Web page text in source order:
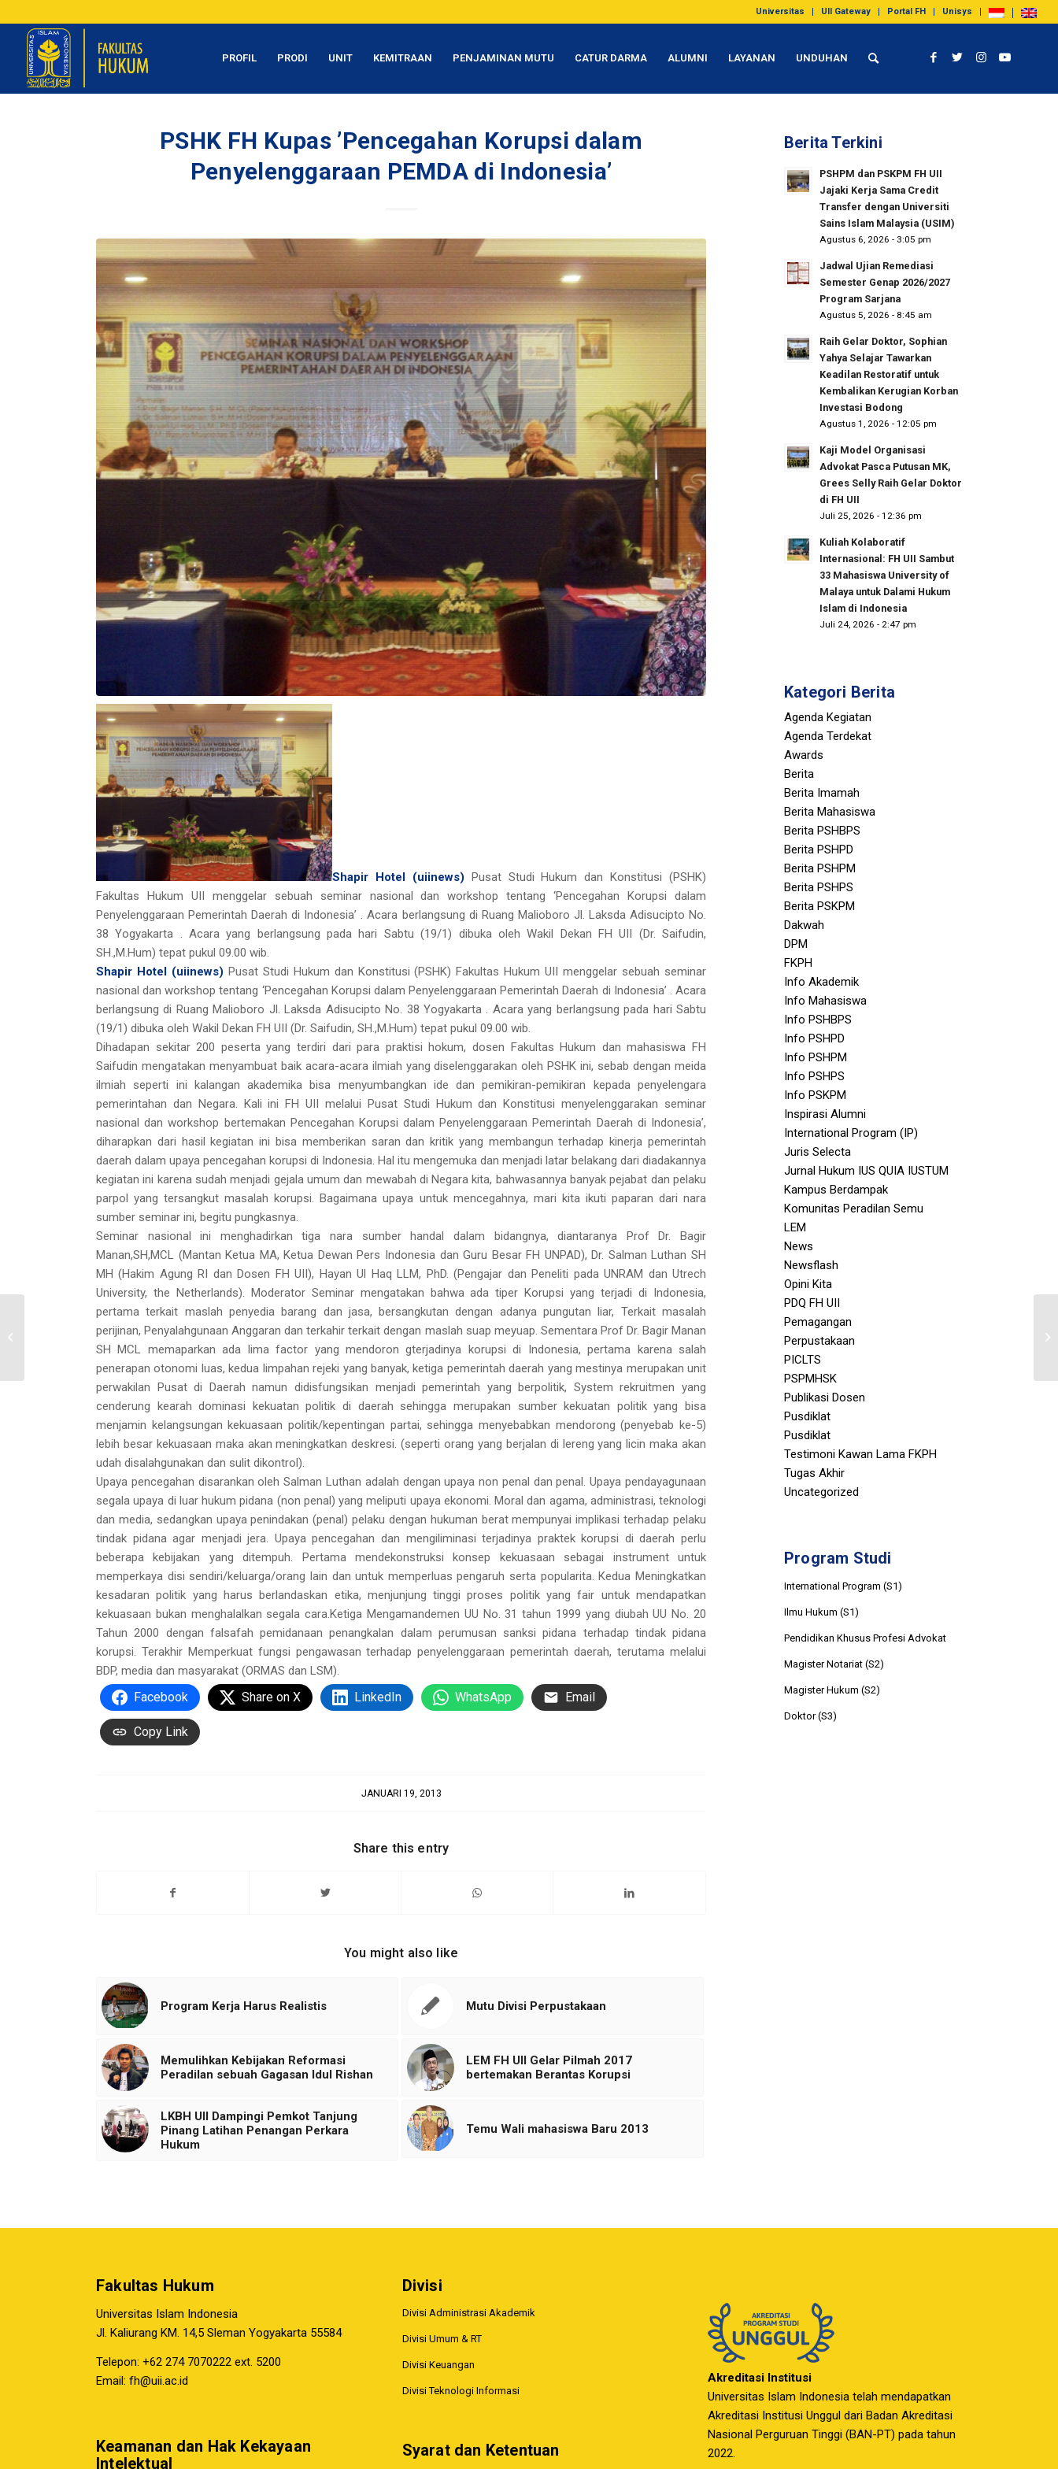
Universitas UII Gateway Portal FH Unisys
PROFIL PRODI UNIT KEMITRAAN PENJAMINAN MUTU CATUR DARMA ALUMNI LAYANAN UNDUHAN
PSHK FH Kupas ’Pencegahan Korupsi dalam
Penyelenggaraan PEMDA di Indonesia’
Shapir Hotel (uiinews) Pusat Studi Hukum dan Konstitusi (PSHK)
Fakultas Hukum UII menggelar sebuah seminar nasional dan workshop tentang ‘Pencegahan Korupsi dalam
Penyelenggaraan Pemerintah Daerah di Indonesia’ . Acara berlangsung di Ruang Malioboro Jl. Laksda Adisucipto No.
38 Yogyakarta . Acara yang berlangsung pada hari Sabtu (19/1) dibuka oleh Wakil Dekan FH UII (Dr. Saifudin,
SH.,M.Hum) tepat pukul 09.00 wib.
Shapir Hotel (uiinews) Pusat Studi Hukum dan Konstitusi (PSHK) Fakultas Hukum UII menggelar sebuah seminar
nasional dan workshop tentang ‘Pencegahan Korupsi dalam Penyelenggaraan Pemerintah Daerah di Indonesia’ . Acara
berlangsung di Ruang Malioboro Jl. Laksda Adisucipto No. 38 Yogyakarta . Acara yang berlangsung pada hari Sabtu
(19/1) dibuka oleh Wakil Dekan FH UII (Dr. Saifudin, SH.,M.Hum) tepat pukul 09.00 wib.
Dihadapan sekitar 200 peserta yang terdiri dari para praktisi hokum, dosen Fakultas Hukum dan mahasiswa FH
Saifudin mengatakan menyambuat baik acara-acara ilmiah yang diselenggarakan oleh PSHK ini, sebab dengan meida
ilmiah seperti ini kalangan akademika bisa menyumbangkan ide dan pemikiran-pemikiran kepada penyelengara
pemerintahan dan Negara. Kali ini FH UII melalui Pusat Studi Hukum dan Konstitusi menyelenggarakan seminar
nasional dan workshop bertemakan Pencegahan Korupsi dalam Penyelenggaraan Pemerintah Daerah di Indonesia’,
diharapkan dari hasil kegiatan ini bisa memberikan saran dan kritik yang membangun terhadap kinerja pemerintah
daerah dalam upaya pencegahan korupsi di Indonesia. Hal itu mengemuka dan menjadi latar belakang dari diadakannya
kegiatan ini karena sudah menjadi gejala umum dan mewabah di Negara kita, bahwasannya banyak pejabat dan pelaku
parpol yang tersangkut masalah korupsi. Bagaimana upaya untuk mencegahnya, mari kita ikuti paparan dari nara
sumber seminar ini, begitu pungkasnya.
Seminar nasional ini menghadirkan tiga nara sumber handal dalam bidangnya, diantaranya Prof Dr. Bagir
Manan,SH,MCL (Mantan Ketua MA, Ketua Dewan Pers Indonesia dan Guru Besar FH UNPAD), Dr. Salman Luthan SH
MH (Hakim Agung RI dan Dosen FH UII), Hayan Ul Haq LLM, PhD. (Pengajar dan Peneliti pada UNRAM dan Utrech
University, the Netherlands). Moderator Seminar mengatakan bahwa ada tiper Korupsi yang terjadi di Indonesia,
pertama terkait maslah penyedia barang dan jasa, bersangkutan dengan adanya pungutan liar, Terkait masalah
perijinan, Penyalahgunaan Anggaran dan terkahir terkait dengan maslah suap meyuap. Sementara Prof Dr. Bagir Manan
SH MCL memaparkan ada lima factor yang mendoron gterjadinya korupsi di Indonesia, pertama karena salah
penerapan otonomi luas, kedua limpahan rejeki yang banyak, ketiga pemerintah daerah yang mestinya merupakan unit
perwakilan Pusat di Daerah namun didisfungsikan menjadi pemerintah yang berpolitik, System rekruitmen yang
cenderung kearah dominasi kekuatan politik di daerah sehingga merupakan sumber kekuatan politik yang bisa
menjamin kelangsungan kekuasaan politik/kepentingan partai, sehingga menyebabkan mendorong (penyebab ke-5)
lebih besar kekuasaan maka akan meningkatkan deskresi. (seperti orang yang berjalan di lereng yang licin maka akan
udah disalahgunakan dan sulit dikontrol).
Upaya pencegahan disarankan oleh Salman Luthan adalah dengan upaya non penal dan penal. Upaya pendayagunaan
segala upaya di luar hukum pidana (non penal) yang meliputi upaya ekonomi. Moral dan agama, administrasi, teknologi
dan media, sedangkan upaya penindakan (penal) pelaku dengan hukuman berat mempunyai implikasi terhadap pelaku
tindak pidana agar menjadi jera. Upaya pencegahan dan mengiliminasi terjadinya praktek korupsi di daerah perlu
beberapa kebijakan yang ditempuh. Pertama mendekonstruksi konsep kekuasaan sebagai instrument untuk
memperkaya disi sendiri/keluarga/orang lain dan untuk memperluas pengaruh serta popularita. Kedua Meningkatkan
kesadaran politik yang harus berlandaskan etika, menjunjung tinggi proses politik yang fair untuk mendapatkan
kekuasaan bukan menghalalkan segala cara.Ketiga Mengamandemen UU No. 31 tahun 1999 yang diubah UU No. 20
Tahun 2000 dengan falsafah pemidanaan penangkalan dalam perumusan sanksi pidana terhadap tindak pidana
korupsi. Terakhir Memperkuat fungsi pengawasan terhadap penyelenggaraan pemerintah daerah, terutama melalui
BDP, media dan masyarakat (ORMAS dan LSM).
Facebook Share on X LinkedIn WhatsApp Email
Copy Link
JANUARI 19, 2013
Share this entry
You might also like
Program Kerja Harus Realistis Mutu Divisi Perpustakaan
Memulihkan Kebijakan Reformasi
Peradilan sebuah Gagasan Idul Rishan
LEM FH UII Gelar Pilmah 2017
bertemakan Berantas Korupsi
LKBH UII Dampingi Pemkot Tanjung
Pinang Latihan Penangan Perkara
Hukum
Temu Wali mahasiswa Baru 2013
Berita Terkini
PSHPM dan PSKPM FH UII
Jajaki Kerja Sama Credit
Transfer dengan Universiti
Sains Islam Malaysia (USIM)
Agustus 6, 2026 - 3:05 pm
Jadwal Ujian Remediasi
Semester Genap 2026/2027
Program Sarjana
Agustus 5, 2026 - 8:45 am
Raih Gelar Doktor, Sophian
Yahya Selajar Tawarkan
Keadilan Restoratif untuk
Kembalikan Kerugian Korban
Investasi Bodong
Agustus 1, 2026 - 12:05 pm
Kaji Model Organisasi
Advokat Pasca Putusan MK,
Grees Selly Raih Gelar Doktor
di FH UII
Juli 25, 2026 - 12:36 pm
Kuliah Kolaboratif
Internasional: FH UII Sambut
33 Mahasiswa University of
Malaya untuk Dalami Hukum
Islam di Indonesia
Juli 24, 2026 - 2:47 pm
Kategori Berita
Agenda Kegiatan
Agenda Terdekat
Awards
Berita
Berita Imamah
Berita Mahasiswa
Berita PSHBPS
Berita PSHPD
Berita PSHPM
Berita PSHPS
Berita PSKPM
Dakwah
DPM
FKPH
Info Akademik
Info Mahasiswa
Info PSHBPS
Info PSHPD
Info PSHPM
Info PSHPS
Info PSKPM
Inspirasi Alumni
International Program (IP)
Juris Selecta
Jurnal Hukum IUS QUIA IUSTUM
Kampus Berdampak
Komunitas Peradilan Semu
LEM
News
Newsflash
Opini Kita
PDQ FH UII
Pemagangan
Perpustakaan
PICLTS
PSPMHSK
Publikasi Dosen
Pusdiklat
Pusdiklat
Testimoni Kawan Lama FKPH
Tugas Akhir
Uncategorized
Program Studi
International Program (S1)
Ilmu Hukum (S1)
Pendidikan Khusus Profesi Advokat
Magister Notariat (S2)
Magister Hukum (S2)
Doktor (S3)
Fakultas Hukum
Universitas Islam Indonesia
Jl. Kaliurang KM. 14,5 Sleman Yogyakarta 55584
Telepon: +62 274 7070222 ext. 5200
Email: fh@uii.ac.id
Keamanan dan Hak Kekayaan
Intelektual
Divisi
Divisi Administrasi Akademik
Divisi Umum & RT
Divisi Keuangan
Divisi Teknologi Informasi
Syarat dan Ketentuan
Akreditasi Institusi
Universitas Islam Indonesia telah mendapatkan
Akreditasi Institusi Unggul dari Badan Akreditasi
Nasional Perguruan Tinggi (BAN-PT) pada tahun
2022.
Academic Journey
CLDS FH UII bersama
Universitas Muria Kudus